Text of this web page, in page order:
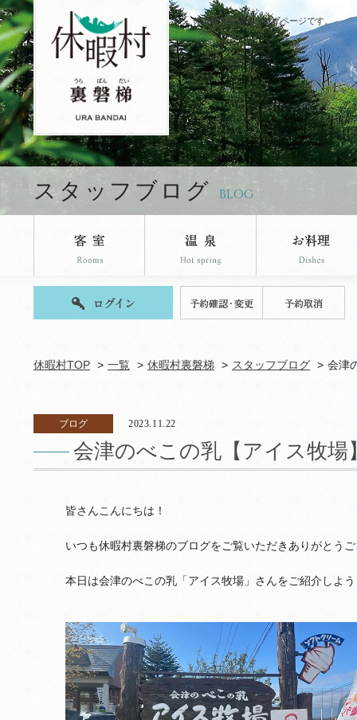
休暇村裏磐梯のブログページです。
スタッフブログ BLOG
休暇村TOP 一覧 休暇村裏磐梯 スタッフブログ 会津
ブログ 2023.11.22
会津のべこの乳【アイス牧場
皆さんこんにちは！
いつも休暇村裏磐梯のブログをご覧いただきありがとう
本日は会津のべこの乳「アイス牧場」さんをご紹介しよ